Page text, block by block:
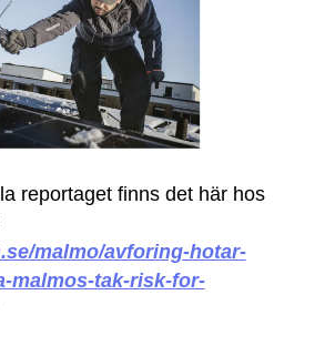
reportaget finns det här hos
malmo/avforing-hotar-
malmos-tak-risk-for-